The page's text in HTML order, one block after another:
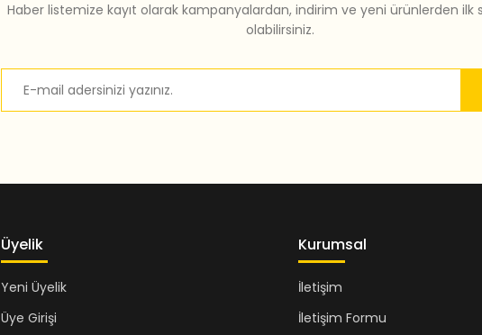
Gönder
Haber listemize kayıt olarak kampanyalardan, indirim ve yeni ürünlerden ilk
olabilirsiniz.
Üyelik
Yeni Üyelik
Üye Girişi
Kurumsal
İletişim
İletişim Formu